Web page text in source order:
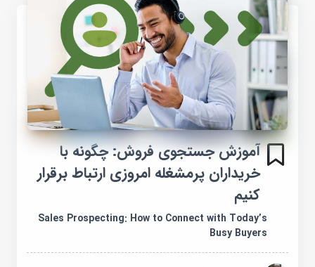
آموزش جستجوی فروش: چگونه با
خریداران پرمشغله امروزی ارتباط برقرار
کنیم
Sales Prospecting: How to Connect with Today’s
Busy Buyers